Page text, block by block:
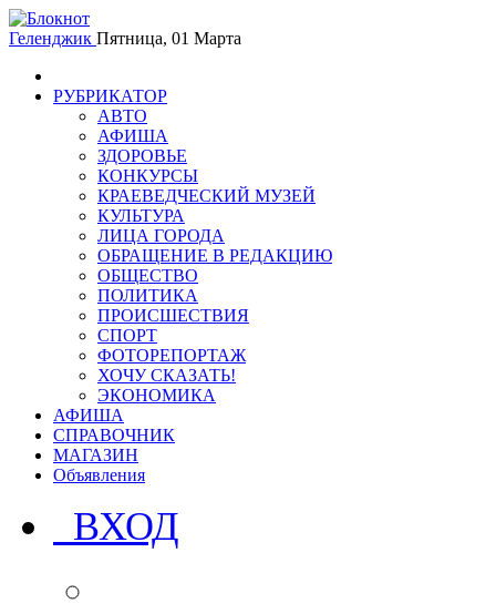
Геленджик Пятница, 01 Марта
РУБРИКАТОР
АВТО
АФИША
ЗДОРОВЬЕ
КОНКУРСЫ
КРАЕВЕДЧЕСКИЙ МУЗЕЙ
КУЛЬТУРА
ЛИЦА ГОРОДА
ОБРАЩЕНИЕ В РЕДАКЦИЮ
ОБЩЕСТВО
ПОЛИТИКА
ПРОИСШЕСТВИЯ
СПОРТ
ФОТОРЕПОРТАЖ
ХОЧУ СКАЗАТЬ!
ЭКОНОМИКА
АФИША
СПРАВОЧНИК
МАГАЗИН
Объявления
ВХОД